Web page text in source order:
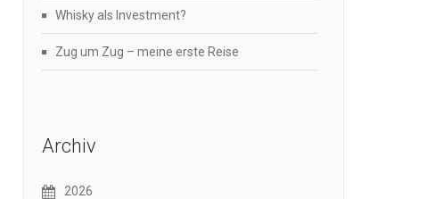
Whisky als Investment?
Zug um Zug – meine erste Reise
Archiv
2026